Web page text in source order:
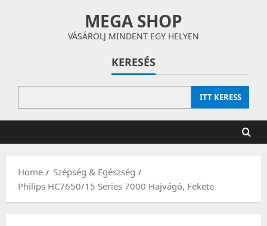
MEGA SHOP
VÁSÁROLJ MINDENT EGY HELYEN
KERESÉS
ITT KERESS
Home
Szépség & Egészség
Philips HC7650/15 Series 7000 Hajvágó, Fekete